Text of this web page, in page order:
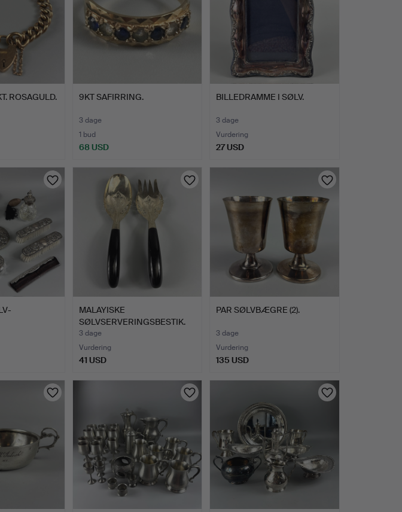
ROSAGULD. 9KT SAFIRRING.
3 dage
1 bud
68 USD
BILLEDRAMME I SØLV.
3 dage
Vurdering
27 USD
MALAYISKE
SØLVSERVERINGSBESTIK.
3 dage
Vurdering
41 USD
PAR SØLVBÆGRE (2).
3 dage
Vurdering
135 USD